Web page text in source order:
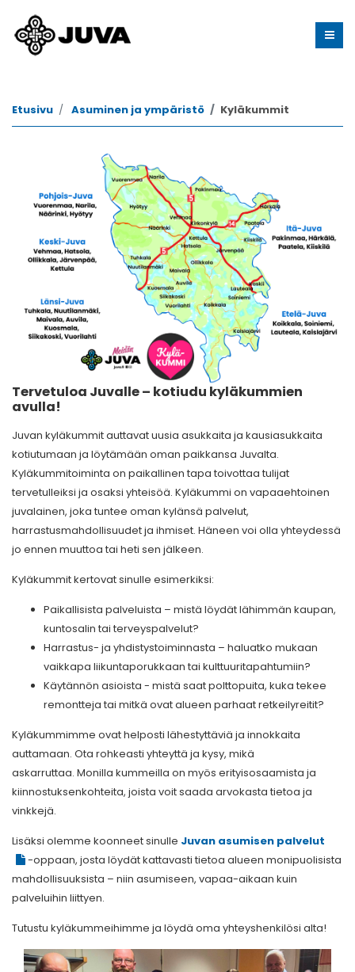
Etusivu Asuminen ja ympäristö Kyläkummit
Tervetuloa Juvalle – kotiudu kyläkummien
avulla!
Juvan kyläkummit auttavat uusia asukkaita ja kausiasukkaita
kotiutumaan ja löytämään oman paikkansa Juvalta.
Kyläkummitoiminta on paikallinen tapa toivottaa tulijat
tervetulleiksi ja osaksi yhteisöä. Kyläkummi on vapaaehtoinen
juvalainen, joka tuntee oman kylänsä palvelut,
harrastusmahdollisuudet ja ihmiset. Häneen voi olla yhteydessä
jo ennen muuttoa tai heti sen jälkeen.
Kyläkummit kertovat sinulle esimerkiksi:
Paikallisista palveluista – mistä löydät lähimmän kaupan,
kuntosalin tai terveyspalvelut?
Harrastus- ja yhdistystoiminnasta – haluatko mukaan
vaikkapa liikuntaporukkaan tai kulttuuritapahtumiin?
Käytännön asioista - mistä saat polttopuita, kuka tekee
remontteja tai mitkä ovat alueen parhaat retkeilyreitit?
Kyläkummimme ovat helposti lähestyttäviä ja innokkaita
auttamaan. Ota rohkeasti yhteyttä ja kysy, mikä
askarruttaa. Monilla kummeilla on myös erityisosaamista ja
kiinnostuksenkohteita, joista voit saada arvokasta tietoa ja
vinkkejä.
Lisäksi olemme koonneet sinulle Juvan asumisen palvelut
-oppaan, josta löydät kattavasti tietoa alueen monipuolisista
mahdollisuuksista – niin asumiseen, vapaa-aikaan kuin
palveluihin liittyen.
Tutustu kyläkummeihimme ja löydä oma yhteyshenkilösi alta!